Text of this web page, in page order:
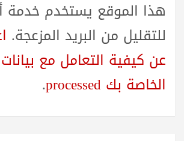
هذا الموقع يستخدم خدمة
للتقليل من البريد المزعجة.
عن كيفية التعامل مع
الخاصة بك processed
.